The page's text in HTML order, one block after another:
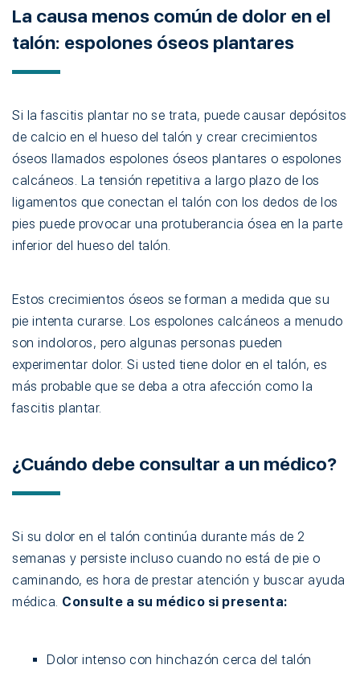
La causa menos común de dolor en el
talón: espolones óseos plantares
Si la fascitis plantar no se trata, puede causar depósitos
de calcio en el hueso del talón y crear crecimientos
óseos llamados espolones óseos plantares o espolones
calcáneos. La tensión repetitiva a largo plazo de los
ligamentos que conectan el talón con los dedos de los
pies puede provocar una protuberancia ósea en la parte
inferior del hueso del talón.
Estos crecimientos óseos se forman a medida que su
pie intenta curarse. Los espolones calcáneos a menudo
son indoloros, pero algunas personas pueden
experimentar dolor. Si usted tiene dolor en el talón, es
más probable que se deba a otra afección como la
fascitis plantar.
¿Cuándo debe consultar a un médico?
Si su dolor en el talón continúa durante más de 2
semanas y persiste incluso cuando no está de pie o
caminando, es hora de prestar atención y buscar ayuda
médica. Consulte a su médico si presenta:
Dolor intenso con hinchazón cerca del talón